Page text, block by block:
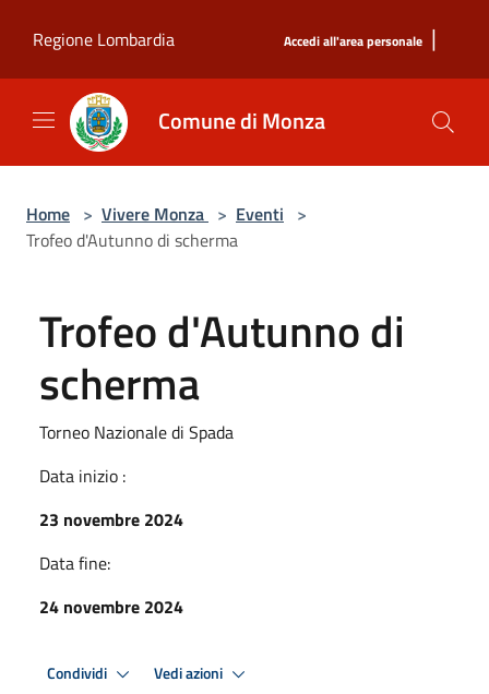
Regione Lombardia
Accedi all'area personale |
Comune di Monza
Home > Vivere Monza > Eventi >
Trofeo d'Autunno di scherma
Trofeo d'Autunno di
scherma
Torneo Nazionale di Spada
Data inizio :
23 novembre 2024
Data fine:
24 novembre 2024
Condividi Vedi azioni